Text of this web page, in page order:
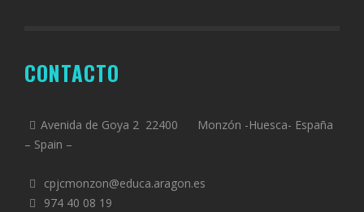
CONTACTO
Avenida de Goya 2 22400 Monzón -Huesca- España
– Spain –
cpjcmonzon@educa.aragon.es
974 40 08 19